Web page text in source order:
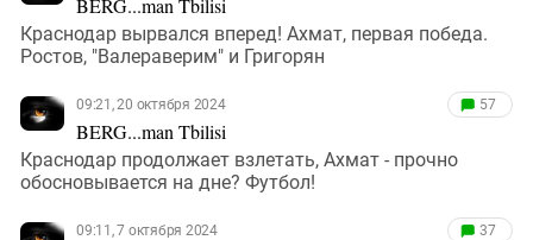
BERG...man Tbilisi
Краснодар вырвался вперед! Ахмат, первая победа.
Ростов, "Валераверим" и Григорян
09:21, 20 октября 2024
BERG...man Tbilisi
57
Краснодар продолжает взлетать, Ахмат - прочно
обосновывается на дне? Футбол!
09:11, 7 октября 2024 37